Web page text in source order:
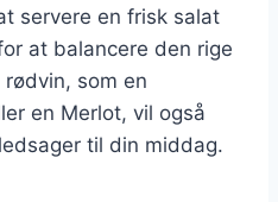
servere en frisk salat
at balancere den rige
som en
en Merlot, vil også
til din middag.